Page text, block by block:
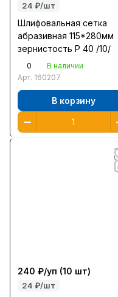
24 ₽/шт
Шлифовальная сетка
абразивная 115*280мм
зернистость Р 40 /10/
0
В наличии
Арт. 160207
В корзину
240 ₽/уп (10 шт)
24 ₽/шт